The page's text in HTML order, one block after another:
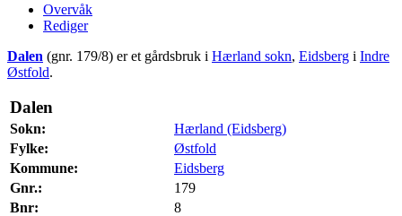
Overvåk
Rediger
Dalen (gnr. 179/8) er et gårdsbruk i Hærland sokn, Eidsberg i Indre
Østfold.
Dalen
Sokn:
Hærland (Eidsberg)
Fylke:
Østfold
Kommune:
Eidsberg
Gnr.:
179
Bnr:
8